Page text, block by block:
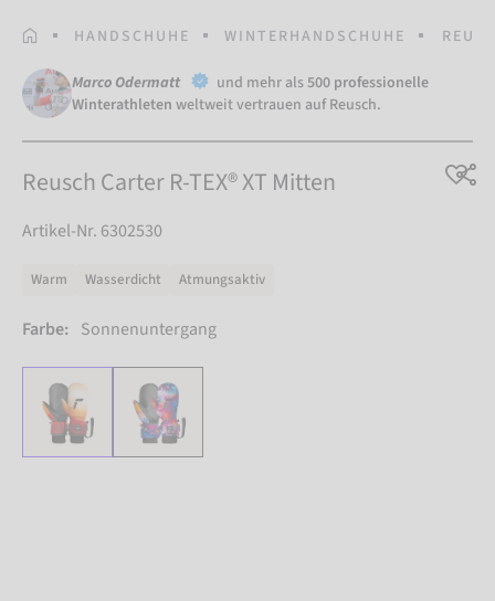
STARTSEITEHANDSCHUHE WINTERHANDSCHUHE
Marco Odermatt und mehr als500 professionelle
Winterathleten weltweit vertrauen auf Reusch.
Reusch Carter R-TEX® XT Mitten
Artikel-Nr. 6302530
Warm Wasserdicht Atmungsaktiv
Farbe: Sonnenuntergang